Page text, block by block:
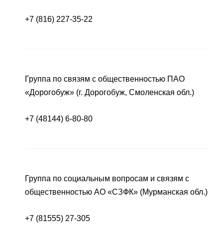
+7 (816) 227-35-22
Группа по связям с общественностью ПАО
«Дорогобуж» (г. Дорогобуж, Смоленская обл.)
+7 (48144) 6-80-80
Группа по социальным вопросам и связям с
общественностью АО «СЗФК» (Мурманская обл.)
+7 (81555) 27-305